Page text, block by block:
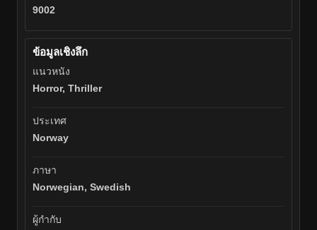
9002
ข้อมูลเชิงลึก
แนวหนัง
Horror, Thriller
ประเทศ
Norway
ภาษา
Norwegian, Swedish
ผู้กำกับ